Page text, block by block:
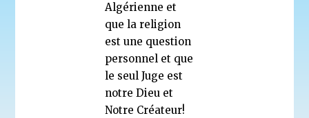
Algérienne et
que la religion
est une question
personnel et que
le seul Juge est
notre Dieu et
Notre Créateur!